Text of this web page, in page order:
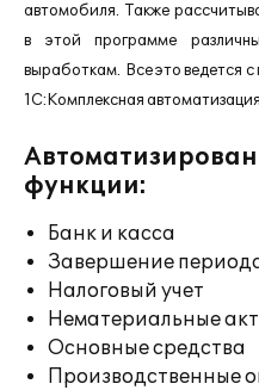
автомобиля. Также
в этой программе
выработкам. Все это ведется
1С:Комплексная
функции:
Банк и касса
Завершение
Налоговый учет
Нематериальные
Основные средства
Производственные